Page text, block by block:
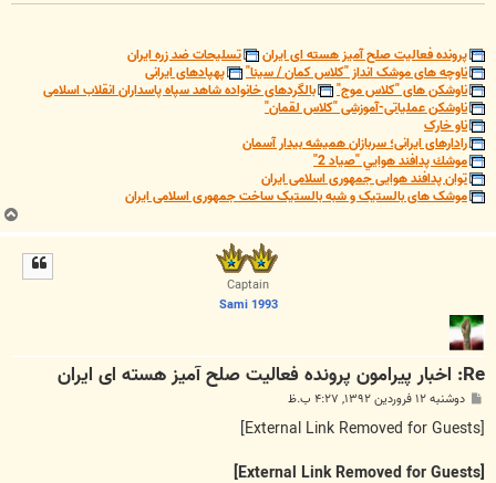
پرونده فعالیت صلح آمیز هسته ای ایران
تسلیحات ضد زره ایران
ناوچه های موشک انداز "کلاس کمان / سینا"
پهپادهای ایرانی
ناوشکن های "کلاس موج"
بالگردهای خانواده شاهد سپاه پاسداران انقلاب اسلامی
ناوشکن عملیاتی-آموزشی "کلاس لقمان"
ناو خارک
رادارهای ایرانی؛ سربازان همیشه بیدار آسمان
موشك پدافند هوايي "صياد 2"
توان پدافند هوایی جمهوری اسلامی ایران
موشک های بالستیک و شبه بالستیک ساخت جمهوری اسلامی ایران
ب
ا
Captain
Sami 1993
Re: اخبار پیرامون پرونده فعالیت صلح آمیز هسته ای ایران
پ
ت
دوشنبه ۱۲ فروردین ۱۳۹۲, ۴:۲۷ ب.ظ